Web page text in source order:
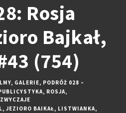
Rosja
Bajkał,
(754)
, GALERIE, PODRÓŻ 028 –
, ROSJA,
ZWYCZAJE
, JEZIORO BAIKAŁ, LISTWIANKA,